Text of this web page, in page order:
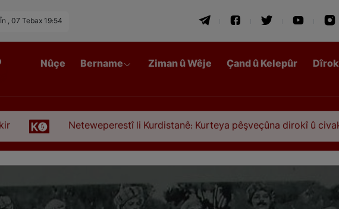
În , 07 Tebax 19:54
Nûçe Bername Ziman û Wêje Çand û Kelepûr Dîrok
Neteweperestî li Kurdistanê: Kurteya pêşveçûna dirokî û civakî-siyasî